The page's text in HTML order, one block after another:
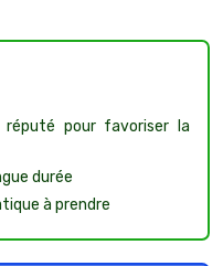
réputé pour favoriser la
durée
à prendre